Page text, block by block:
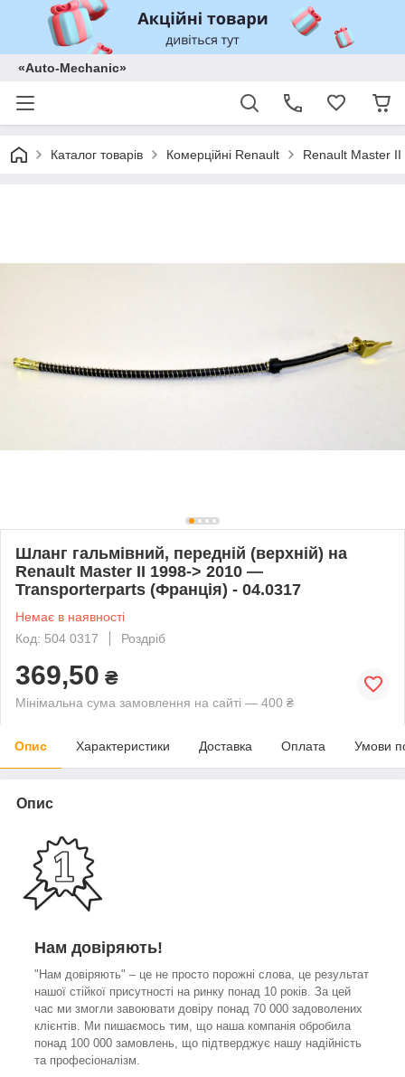
«Auto-Mechanic»
Каталог товарів Комерційні Renault Renault Master
Шланг гальмівний, передній (верхній) на
Renault Master II 1998-> 2010 —
Transporterparts (Франція) - 04.0317
Немає в наявності
Код: 504 0317
Роздріб
369,50 ₴
Мінімальна сума замовлення на сайті — 400 ₴
Опис Характеристики Доставка Оплата Умови
Опис
Нам довіряють!
"Нам довіряють" – це не просто порожні слова, це результат
нашої стійкої присутності на ринку понад 10 років. За цей
час ми змогли завоювати довіру понад 70 000 задоволених
клієнтів. Ми пишаємось тим, що наша компанія обробила
понад 100 000 замовлень, що підтверджує нашу надійність
та професіоналізм.